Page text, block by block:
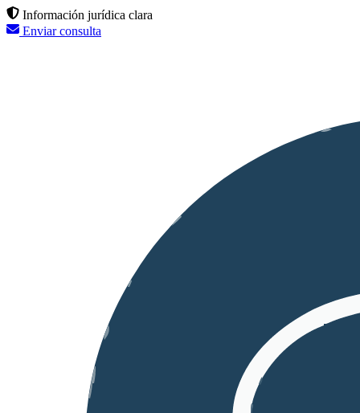
Información jurídica clara
Enviar consulta